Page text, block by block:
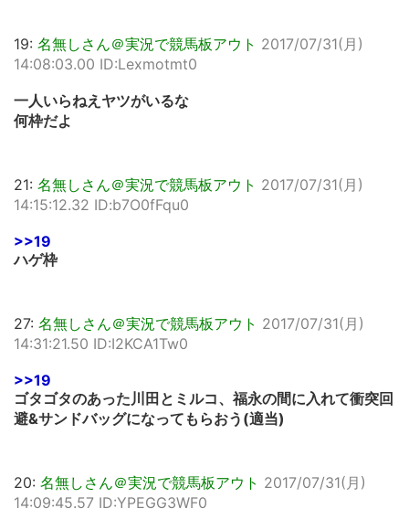
19: 名無しさん＠実況で競馬板アウト 2017/07/31(月)
14:08:03.00 ID:Lexmotmt0
一人いらねえヤツがいるな
何枠だよ
21: 名無しさん＠実況で競馬板アウト 2017/07/31(月)
14:15:12.32 ID:b7O0fFqu0
>>19
ハゲ枠
27: 名無しさん＠実況で競馬板アウト 2017/07/31(月)
14:31:21.50 ID:I2KCA1Tw0
>>19
ゴタゴタのあった川田とミルコ、福永の間に入れて衝突回
避&サンドバッグになってもらおう(適当)
20: 名無しさん＠実況で競馬板アウト 2017/07/31(月)
14:09:45.57 ID:YPEGG3WF0